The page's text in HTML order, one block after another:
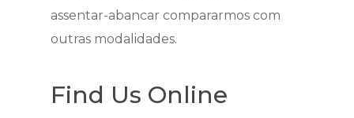
assentar-abancar compararmos com
outras modalidades.
Find Us Online